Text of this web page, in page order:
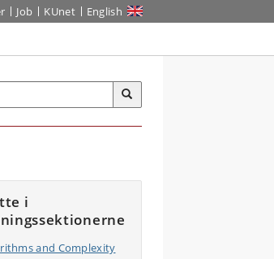
Job KUnet English
i
and Complexity